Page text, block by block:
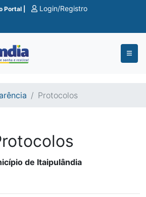
Portal | Login/Registro
Protocolos
de Itaipulândia